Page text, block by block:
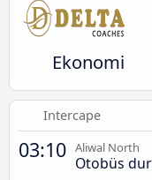
Ekonomi
Intercape
03:10 Aliwal North
Otobüs